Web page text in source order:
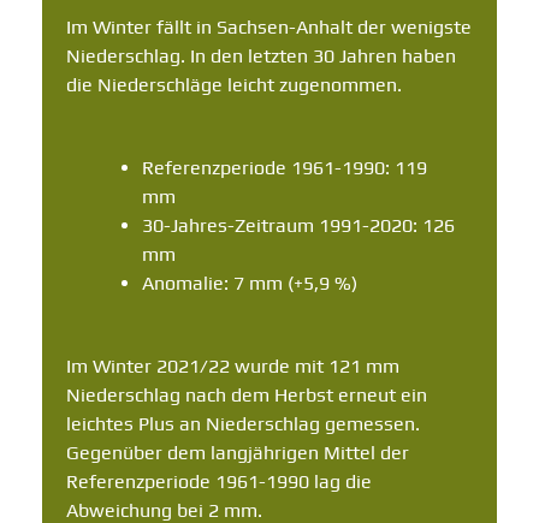
Im Winter fällt in Sachsen-Anhalt der wenigste
Niederschlag. In den letzten 30 Jahren haben
die Niederschläge leicht zugenommen.
Referenzperiode 1961-1990: 119
mm
30-Jahres-Zeitraum 1991-2020: 126
mm
Anomalie: 7 mm (+5,9 %)
Im Winter 2021/22 wurde mit 121 mm
Niederschlag nach dem Herbst erneut ein
leichtes Plus an Niederschlag gemessen.
Gegenüber dem langjährigen Mittel der
Referenzperiode 1961-1990 lag die
Abweichung bei 2 mm.